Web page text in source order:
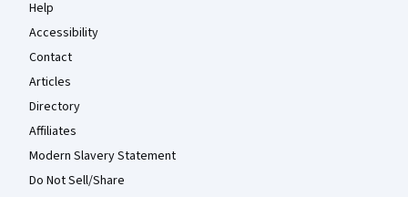
Help
Accessibility
Contact
Articles
Directory
Affiliates
Modern Slavery Statement
Do Not Sell/Share